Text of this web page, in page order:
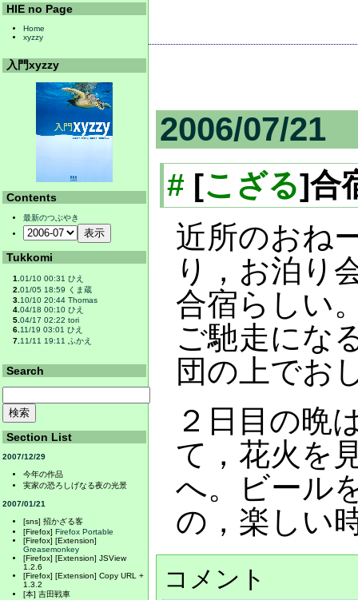
2006/07/21
# [こざる]合
近所のおね
り，お泊り
合宿らしい
ご馳走にな
団の上でお
２日目の晩
て，花火を
へ。ビール
の，楽しい
コメント
HIE no Page
Home
xyzzy
入門xyzzy
Contents
最新のつぶやき
Tukkomi
1. 01/10 00:31 ひえ
2. 01/05 18:59 くま蔵
3. 10/10 20:44 Thomas
4. 04/18 00:10 ひえ
5. 04/17 02:22 tori
6. 11/19 03:01 ひえ
7. 11/11 19:11 ふかえ
Search
Section List
2007/12/29
今年の作品
実家の恐ろしげなる夜の光景
2007/01/21
[sns] 招かざる客
[Firefox]Firefox Portable
[Firefox] [Extension]
Greasemonkey
[Firefox] [Extension] JSView
1.2.6
[Firefox] [Extension] Copy URL +
1.3.2
[本] 吉田戦車